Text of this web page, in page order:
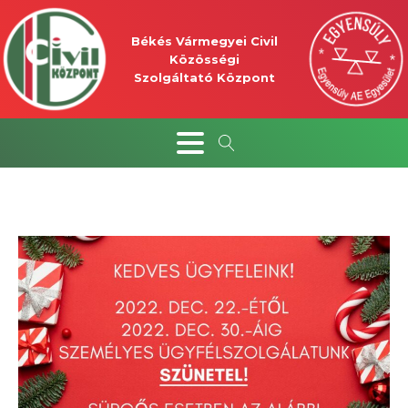
Békés Vármegyei Civil
Közösségi
Szolgáltató Központ